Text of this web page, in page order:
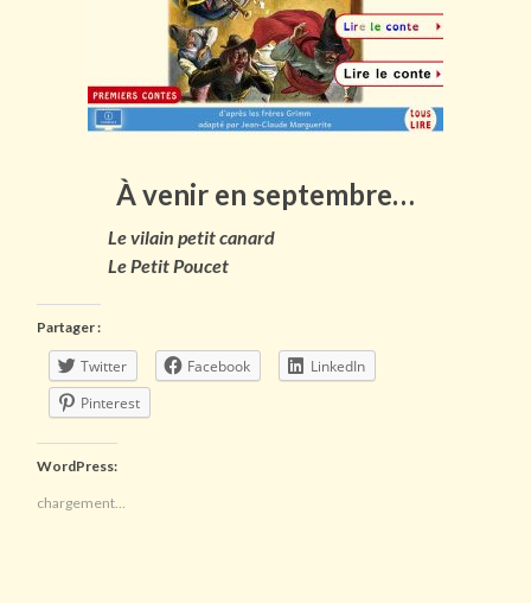
À venir en septembre…
Le vilain petit canard
Le Petit Poucet
Partager :
Twitter Facebook
LinkedIn
Pinterest
WordPress:
chargement…